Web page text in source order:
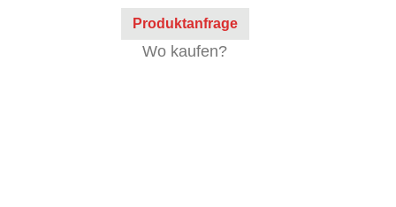
Produktanfrage
Wo kaufen?